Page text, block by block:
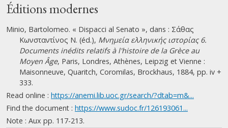
Éditions modernes
Minio, Bartolomeo. « Dispacci al Senato », dans : Σάθας
Κωνσταντίνος Ν. (éd.), Μνημεία ελληνικής ιστορίας 6.
Documents inédits relatifs à l'histoire de la Grèce au
Moyen Âge, Paris, Londres, Athènes, Leipzig et Vienne :
Maisonneuve, Quaritch, Coromilas, Brockhaus, 1884, pp. iv +
333.
Read online : https://anemi.lib.uoc.gr/search/?dtab=m&...
Find the document : https://www.sudoc.fr/126193061...
Note : Aux pp. 117-213.